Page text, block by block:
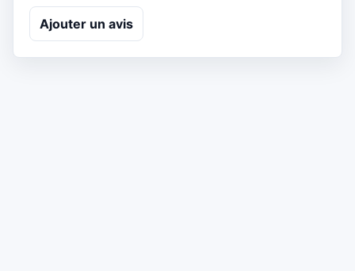
Ajouter un avis